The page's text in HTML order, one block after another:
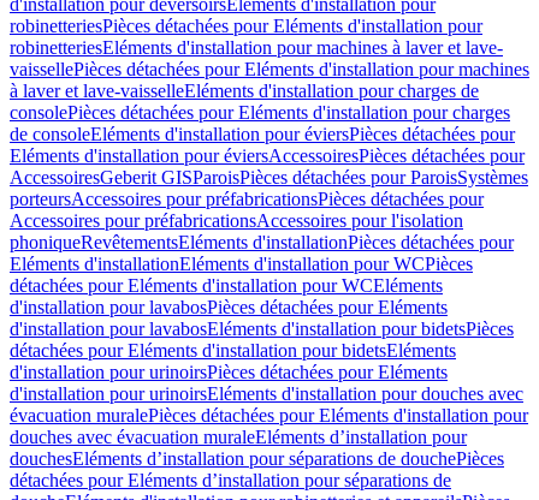
d'installation pour déversoirsEléments d'installation pour
robinetteriesPièces détachées pour Eléments d'installation pour
robinetteriesEléments d'installation pour machines à laver et lave-
vaissellePièces détachées pour Eléments d'installation pour machines
à laver et lave-vaisselleEléments d'installation pour charges de
consolePièces détachées pour Eléments d'installation pour charges
de consoleEléments d'installation pour éviersPièces détachées pour
Eléments d'installation pour éviersAccessoiresPièces détachées pour
AccessoiresGeberit GISParoisPièces détachées pour ParoisSystèmes
porteursAccessoires pour préfabricationsPièces détachées pour
Accessoires pour préfabricationsAccessoires pour l'isolation
phoniqueRevêtementsEléments d'installationPièces détachées pour
Eléments d'installationEléments d'installation pour WCPièces
détachées pour Eléments d'installation pour WCEléments
d'installation pour lavabosPièces détachées pour Eléments
d'installation pour lavabosEléments d'installation pour bidetsPièces
détachées pour Eléments d'installation pour bidetsEléments
d'installation pour urinoirsPièces détachées pour Eléments
d'installation pour urinoirsEléments d'installation pour douches avec
évacuation muralePièces détachées pour Eléments d'installation pour
douches avec évacuation muraleEléments d’installation pour
douchesEléments d’installation pour séparations de douchePièces
détachées pour Eléments d’installation pour séparations de